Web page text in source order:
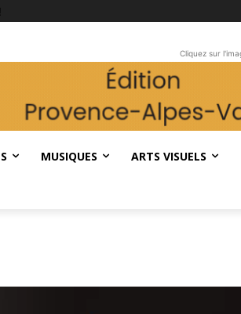
Cliquez sur
MUSIQUES ARTS VISUELS